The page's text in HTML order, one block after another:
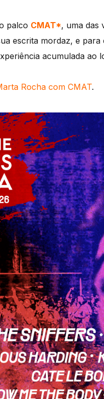
palco CMAT*, uma das
escrita mordaz, e para
acumulada ao
Rocha com CMAT.